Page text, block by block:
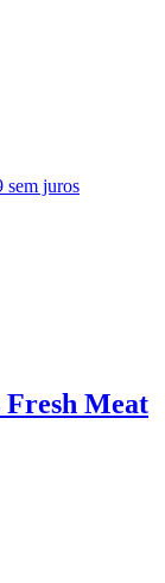
sem juros
Fresh Meat